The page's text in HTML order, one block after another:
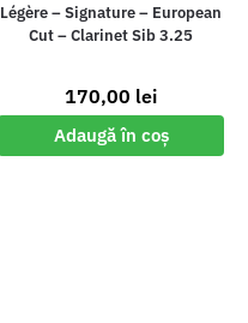
Légère – Signature – European
Cut – Clarinet Sib 3.25
170,00 lei
Adaugă în coș